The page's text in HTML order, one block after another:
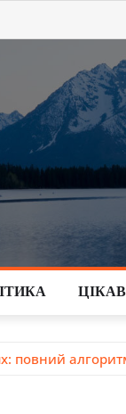
повний